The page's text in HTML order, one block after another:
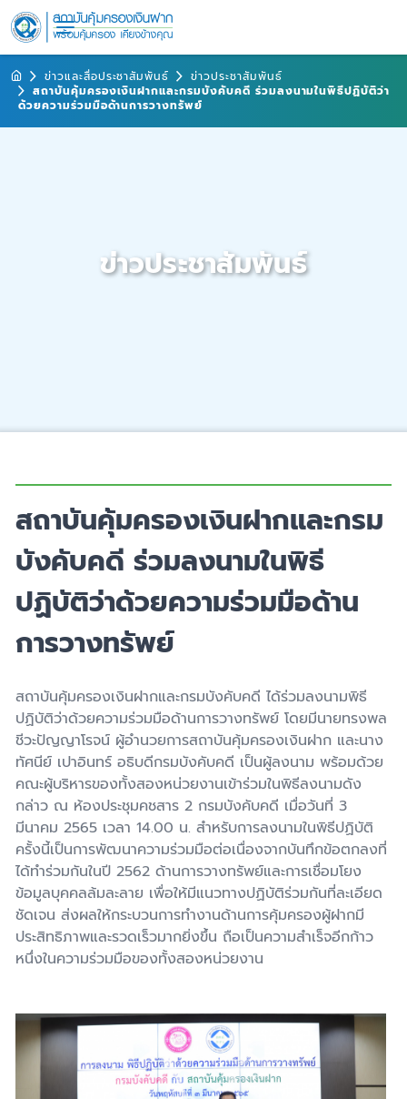
ข่าวและสื่อประชาสัมพันธ์
ข่าวประชาสัมพันธ์
สถาบันคุ้มครองเงินฝากและกรมบังคับคดี ร่วมลงนามในพิธีปฏิบัติว่า
ด้วยความร่วมมือด้านการวางทรัพย์
ข่าวประชาสัมพันธ์
สถาบันคุ้มครองเงินฝากและกรม
บังคับคดี ร่วมลงนามในพิธี
ปฏิบัติว่าด้วยความร่วมมือด้าน
การวางทรัพย์
สถาบันคุ้มครองเงินฝากและกรมบังคับคดี ได้ร่วมลงนามพิธี
ปฏิบัติว่าด้วยความร่วมมือด้านการวางทรัพย์ โดยมีนายทรงพล
ชีวะปัญญาโรจน์ ผู้อำนวยการสถาบันคุ้มครองเงินฝาก และนาง
ทัศนีย์ เปาอินทร์ อธิบดีกรมบังคับคดี เป็นผู้ลงนาม พร้อมด้วย
คณะผู้บริหารของทั้งสองหน่วยงานเข้าร่วมในพิธีลงนามดัง
กล่าว ณ ห้องประชุมคชสาร 2 กรมบังคับคดี เมื่อวันที่ 3
มีนาคม 2565 เวลา 14.00 น. สำหรับการลงนามในพิธีปฏิบัติ
ครั้งนี้เป็นการพัฒนาความร่วมมือต่อเนื่องจากบันทึกข้อตกลงที่
ได้ทำร่วมกันในปี 2562 ด้านการวางทรัพย์และการเชื่อมโยง
ข้อมูลบุคคลล้มละลาย เพื่อให้มีแนวทางปฏิบัติร่วมกันที่ละเอียด
ชัดเจน ส่งผลให้กระบวนการทำงานด้านการคุ้มครองผู้ฝากมี
ประสิทธิภาพและรวดเร็วมากยิ่งขึ้น ถือเป็นความสำเร็จอีกก้าว
หนึ่งในความร่วมมือของทั้งสองหน่วยงาน